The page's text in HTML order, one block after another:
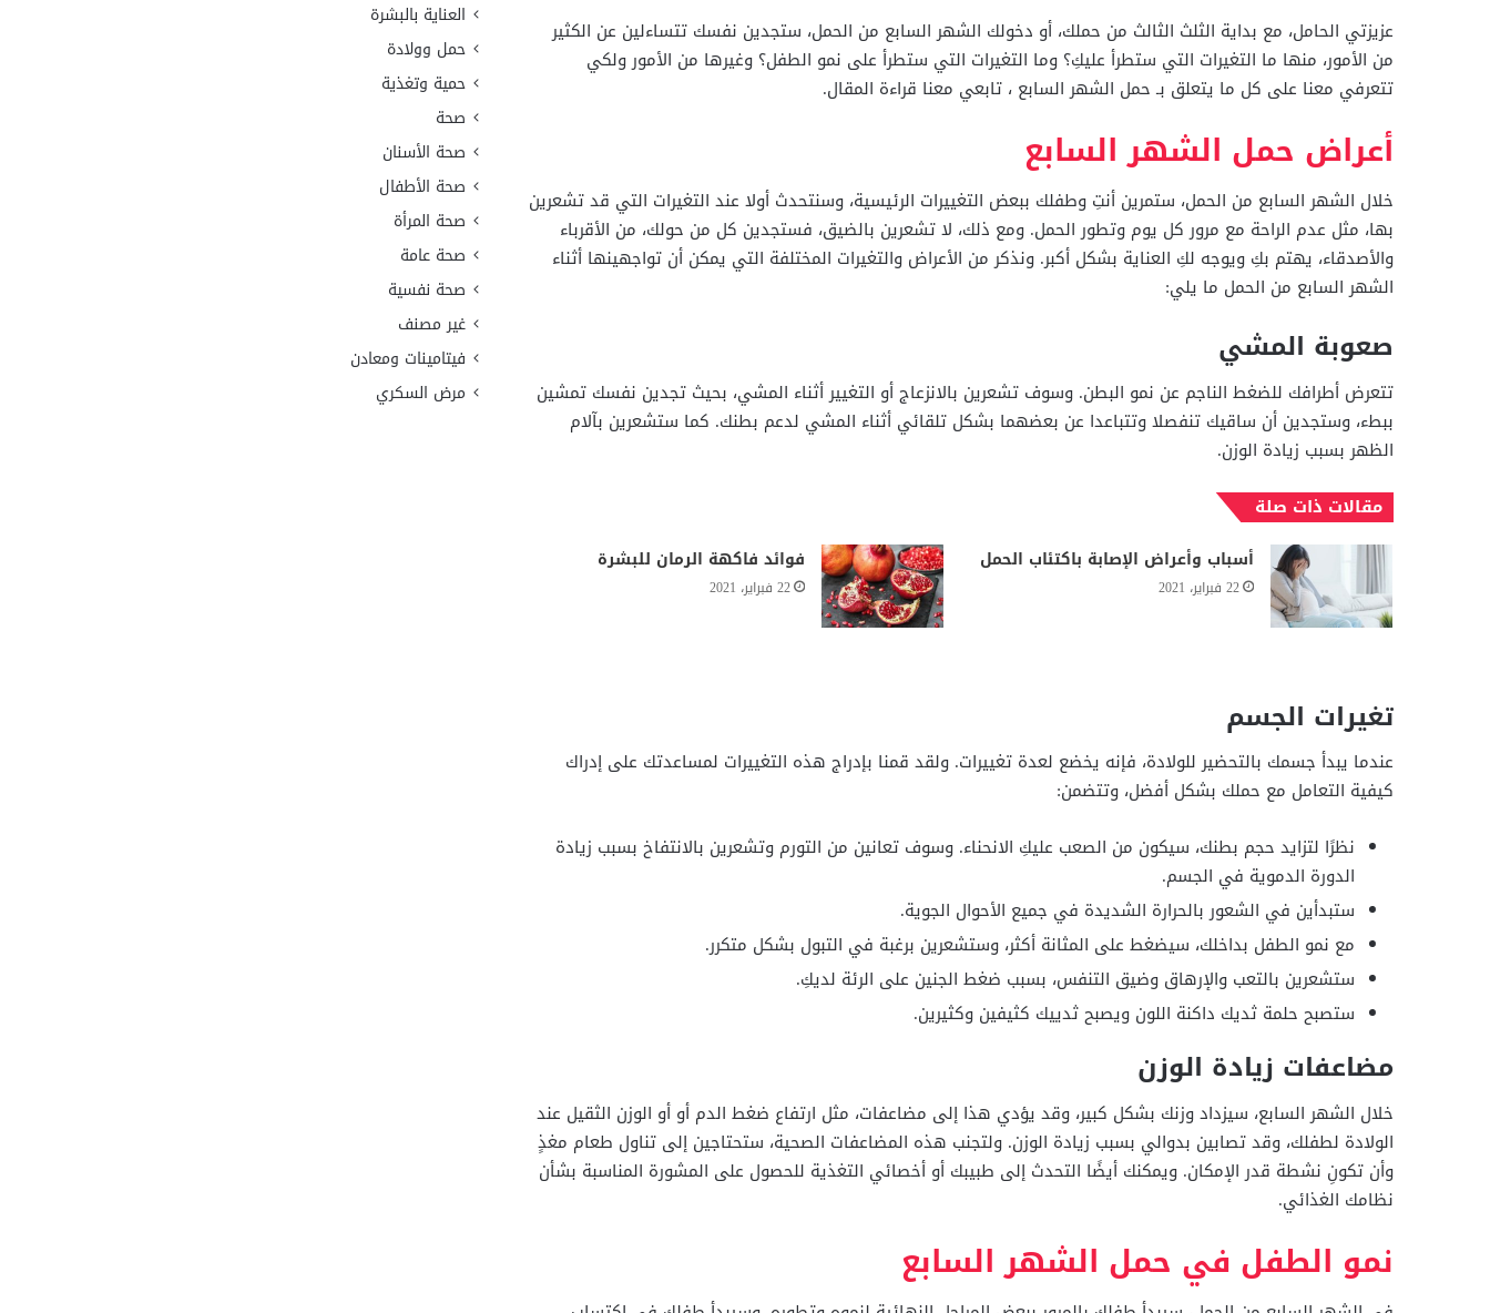
عزيزتي الحامل، مع بداية الثلث الثالث من حملك، أو دخولك الشهر السابع من الحمل، ستجدين نفسك تتساءلين عن الكثير
من الأمور، منها ما التغيرات التي ستطرأ عليكِ؟ وما التغيرات التي ستطرأ على نمو الطفل؟ وغيرها من الأمور ولكي
تتعرفي معنا على كل ما يتعلق بـ حمل الشهر السابع ، تابعي معنا قراءة المقال.
أعراض حمل الشهر السابع
خلال الشهر السابع من الحمل، ستمرين أنتِ وطفلك ببعض التغييرات الرئيسية، وسنتحدث أولا عند التغيرات التي قد تشعرين
بها، مثل عدم الراحة مع مرور كل يوم وتطور الحمل. ومع ذلك، لا تشعرين بالضيق، فستجدين كل من حولك، من الأقرباء
والأصدقاء، يهتم بكِ ويوجه لكِ العناية بشكل أكبر. ونذكر من الأعراض والتغيرات المختلفة التي يمكن أن تواجهينها أثناء
الشهر السابع من الحمل ما يلي:
صعوبة المشي
تتعرض أطرافك للضغط الناجم عن نمو البطن. وسوف تشعرين بالانزعاج أو التغيير أثناء المشي، بحيث تجدين نفسك تمشين
ببطء، وستجدين أن ساقيك تنفصلا وتتباعدا عن بعضهما بشكل تلقائي أثناء المشي لدعم بطنك. كما ستشعرين بآلام
الظهر بسبب زيادة الوزن.
مقالات ذات صلة
أسباب وأعراض الإصابة باكتئاب الحمل
22 فبراير، 2021
فوائد فاكهة الرمان للبشرة
22 فبراير، 2021
تغيرات الجسم
عندما يبدأ جسمك بالتحضير للولادة، فإنه يخضع لعدة تغييرات. ولقد قمنا بإدراج هذه التغييرات لمساعدتك على إدراك
كيفية التعامل مع حملك بشكل أفضل، وتتضمن:
نظرًا لتزايد حجم بطنك، سيكون من الصعب عليكِ الانحناء. وسوف تعانين من التورم وتشعرين بالانتفاخ بسبب زيادة
الدورة الدموية في الجسم.
ستبدأين في الشعور بالحرارة الشديدة في جميع الأحوال الجوية.
مع نمو الطفل بداخلك، سيضغط على المثانة أكثر، وستشعرين برغبة في التبول بشكل متكرر.
ستشعرين بالتعب والإرهاق وضيق التنفس، بسبب ضغط الجنين على الرئة لديكِ.
ستصبح حلمة ثديك داكنة اللون ويصبح ثدييك كثيفين وكثيرين.
مضاعفات زيادة الوزن
خلال الشهر السابع، سيزداد وزنك بشكل كبير، وقد يؤدي هذا إلى مضاعفات، مثل ارتفاع ضغط الدم أو أو الوزن الثقيل عند
الولادة لطفلك، وقد تصابين بدوالي بسبب زيادة الوزن. ولتجنب هذه المضاعفات الصحية، ستحتاجين إلى تناول طعام مغذٍ
وأن تكونِ نشطة قدر الإمكان. ويمكنك أيضًا التحدث إلى طبيبك أو أخصائي التغذية للحصول على المشورة المناسبة بشأن
نظامك الغذائي.
نمو الطفل في حمل الشهر السابع
العناية بالبشرة
حمل وولادة
حمية وتغذية
صحة
صحة الأسنان
صحة الأطفال
صحة المرأة
صحة عامة
صحة نفسية
غير مصنف
فيتامينات ومعادن
مرض السكري